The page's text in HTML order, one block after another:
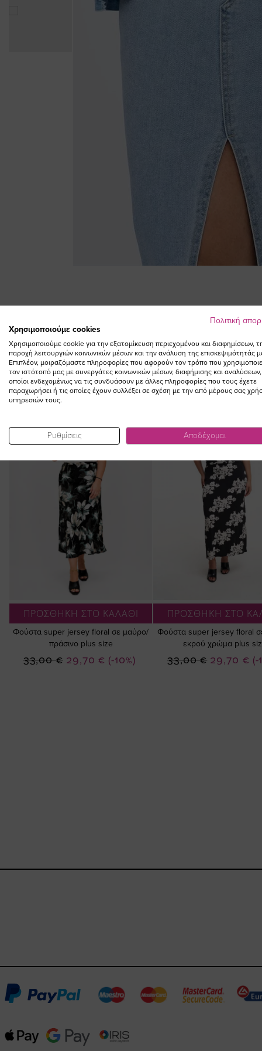
of
the
images
gallery
ΠΡΟΣΘΗΚΗ ΣΤΟ ΚΑΛΑΘΙ
Φούστα super jersey floral σε μαύρο/
πράσινο plus size
(-10%)
Ειδική
29,70 €
33,00 €
ΠΡΟΣΘΗΚΗ ΣΤΟ
Φούστα super jersey floral
εκρού χρώμα plus
(-
Ειδική
29,70 €
33,00 €
Πολιτική
Χρησιμοποιούμε cookies
Χρησιμοποιούμε cookie για την εξατομίκευση περιεχομένου και διαφημίσεων,
παροχή λειτουργιών κοινωνικών μέσων και την ανάλυση της επισκεψιμότητάς
Επιπλέον, μοιραζόμαστε πληροφορίες που αφορούν τον τρόπο που
τον ιστότοπό μας με συνεργάτες κοινωνικών μέσων, διαφήμισης και αναλύσεων,
οποίοι ενδεχομένως να τις συνδυάσουν με άλλες πληροφορίες που τους έχετε
παραχωρήσει ή τις οποίες έχουν συλλέξει σε σχέση με την από μέρους σας
υπηρεσιών τους.
Ρυθμίσεις Αποδέχομαι